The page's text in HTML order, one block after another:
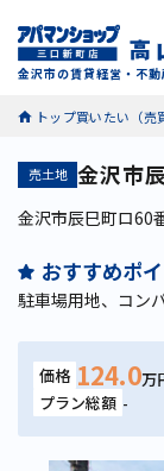
金沢市の賃貸経営・不
トップ買いたい（売
売土地 金沢市
金沢市辰巳町ロ60
価格 124.0万
プラン総額 -
おすすめポ
駐車場用地、コン